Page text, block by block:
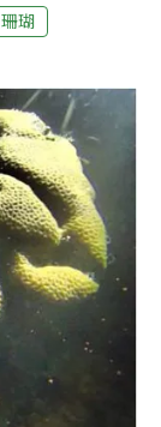
角。珊瑚礁每
1980年在大
在1992年戴
在四月及五
每年的四、
了珊瑚同步
宵徹夜去研
精後，就能
的一環。珊瑚
樣，其生殖
無
珊瑚